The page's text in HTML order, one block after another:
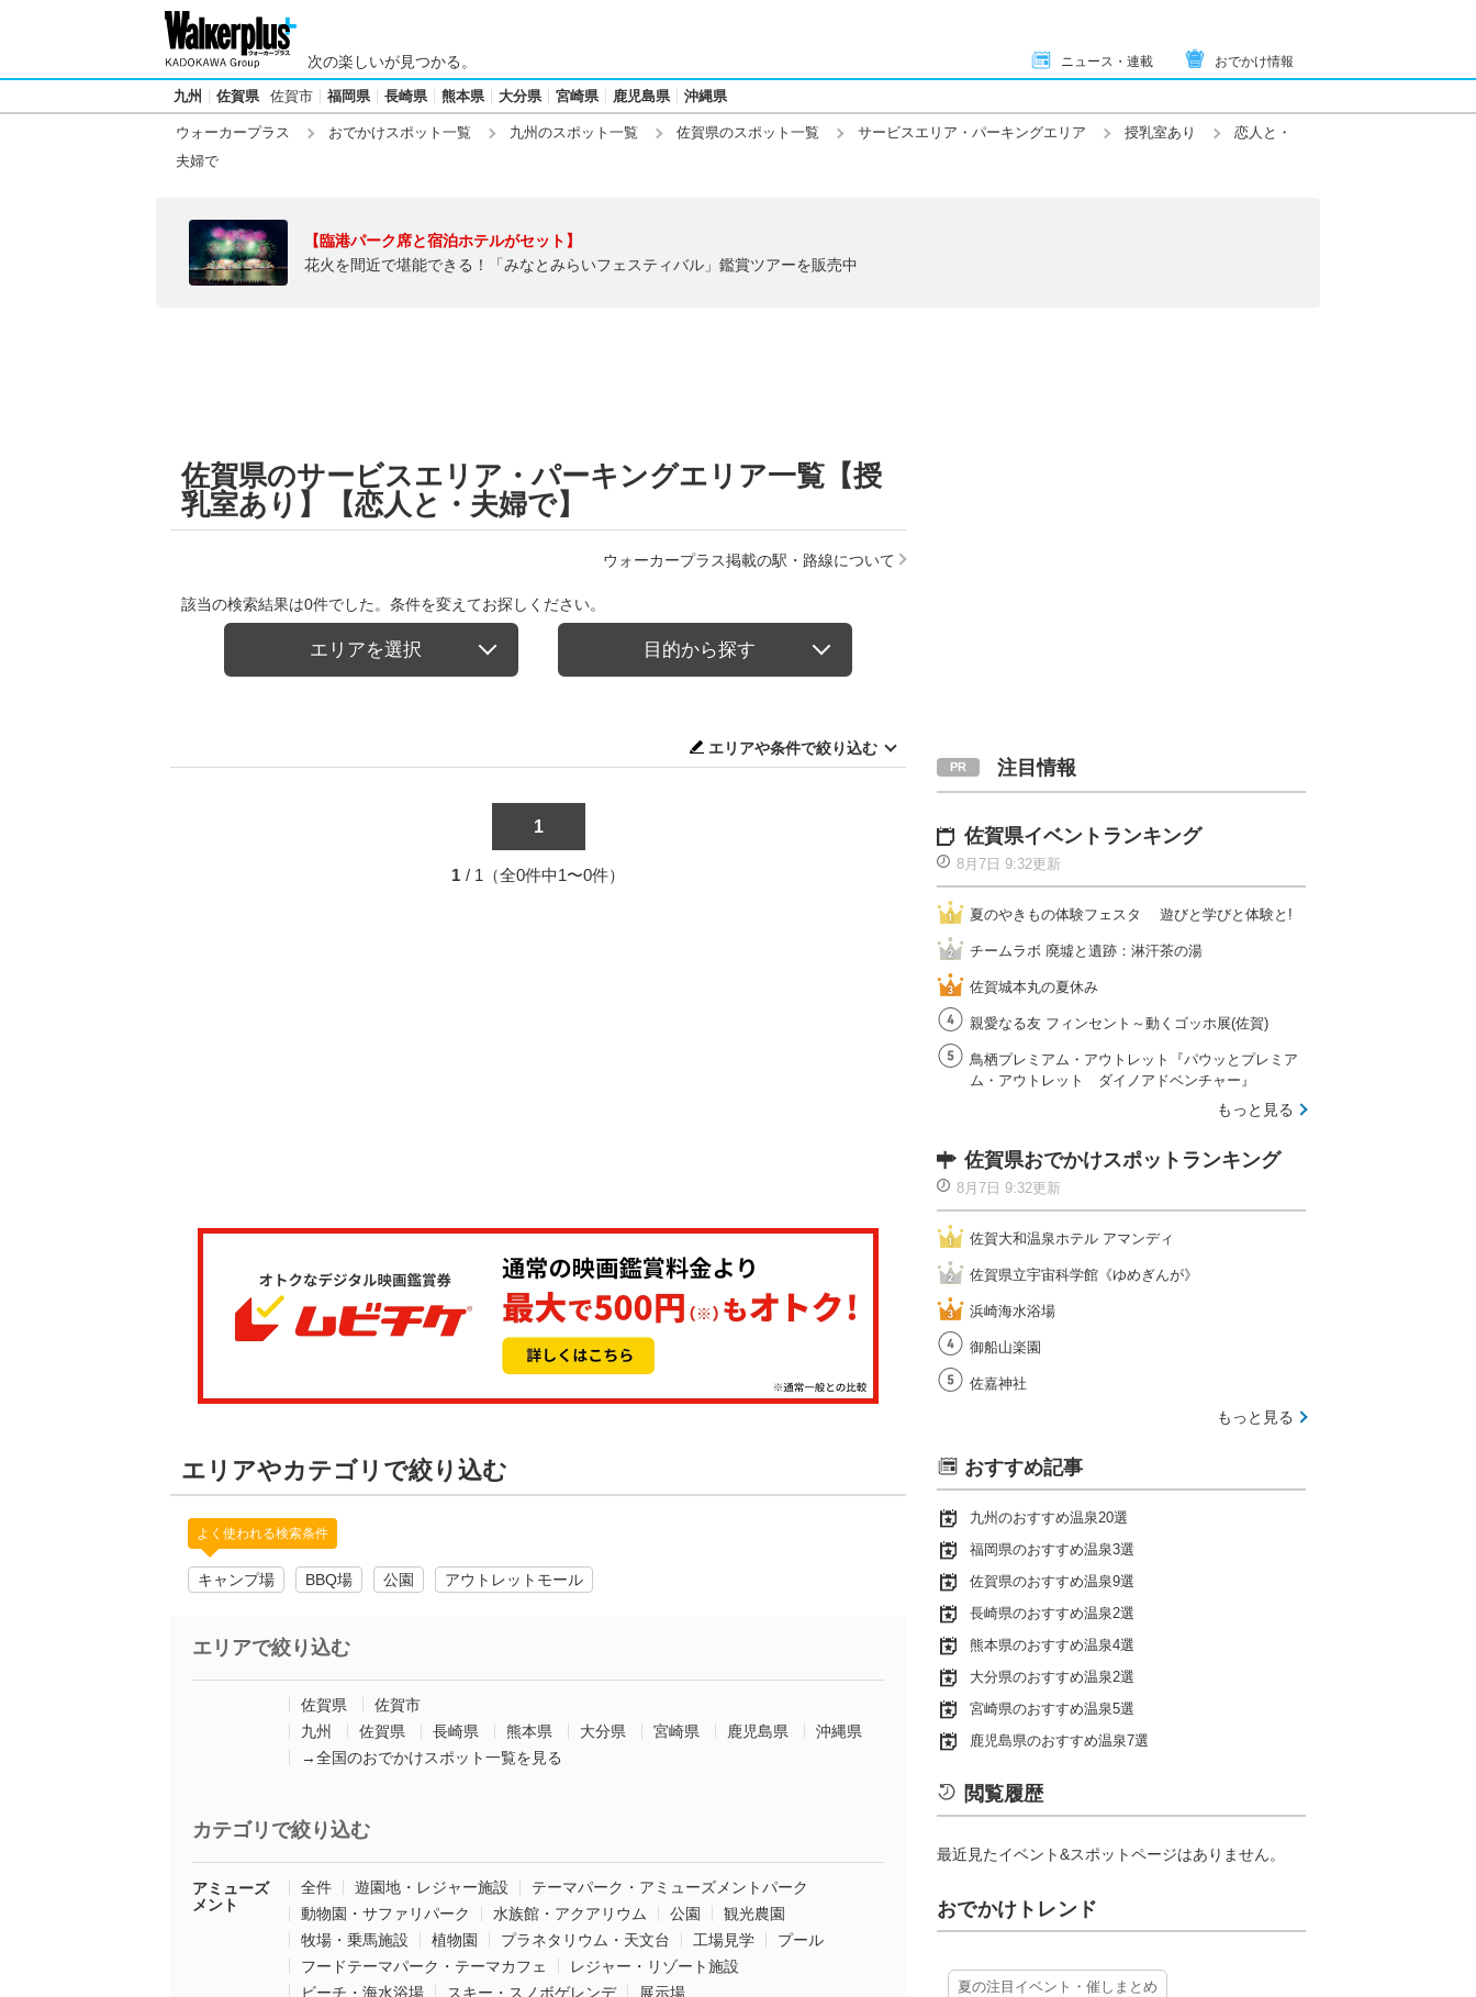
次の楽しいが見つかる。 ニュース・連載 おでかけ情報
九州 佐賀県 佐賀市 福岡県 長崎県 熊本県 大分県 宮崎県 鹿児島県 沖縄県
ウォーカープラス おでかけスポット一覧 九州のスポット一覧 佐賀県のスポット一覧 サービスエリア・パーキングエリア 授乳室あり
恋人と・
夫婦で
【臨港パーク席と宿泊ホテルがセット】
花火を間近で堪能できる！「みなとみらいフェスティバル」鑑賞ツアーを販売中
佐賀県のサービスエリア・パーキングエリア一覧【授
乳室あり】【恋人と・夫婦で】
ウォーカープラス掲載の駅・路線について
該当の検索結果は0件でした。条件を変えてお探しください。
エリアを選択 目的から探す
エリアや条件で絞り込む
1
1 / 1（全0件中1〜0件）
エリアやカテゴリで絞り込む
よく使われる検索条件
キャンプ場 BBQ場 公園 アウトレットモール
エリアで絞り込む
佐賀県
佐賀市
九州
佐賀県 長崎県 熊本県 大分県 宮崎県 鹿児島県
沖縄県
→全国のおでかけスポット一覧を見る
カテゴリで絞り込む
アミューズ
メント
全件 遊園地・レジャー施設
テーマパーク・アミューズメントパーク
動物園・サファリパーク
水族館・アクアリウム 公園
観光農園
牧場・乗馬施設
植物園 プラネタリウム・天文台 工場見学
プール
フードテーマパーク・テーマカフェ
レジャー・リゾート施設
ビーチ・海水浴場
スキー・スノボゲレンデ
展示場
注目情報
佐賀県イベントランキング
8月7日 9:32更新
夏のやきもの体験フェスタ 遊びと学びと体験と!
チームラボ 廃墟と遺跡：淋汗茶の湯
佐賀城本丸の夏休み
親愛なる友 フィンセント～動くゴッホ展(佐賀)
鳥栖プレミアム・アウトレット『パウッとプレミア
ム・アウトレット ダイノアドベンチャー』
もっと見る
佐賀県おでかけスポットランキング
8月7日 9:32更新
佐賀大和温泉ホテル アマンディ
佐賀県立宇宙科学館《ゆめぎんが》
浜崎海水浴場
御船山楽園
佐嘉神社
もっと見る
おすすめ記事
九州のおすすめ温泉20選
福岡県のおすすめ温泉3選
佐賀県のおすすめ温泉9選
長崎県のおすすめ温泉2選
熊本県のおすすめ温泉4選
大分県のおすすめ温泉2選
宮崎県のおすすめ温泉5選
鹿児島県のおすすめ温泉7選
閲覧履歴
最近見たイベント&スポットページはありません。
おでかけトレンド
夏の注目イベント・催しまとめ